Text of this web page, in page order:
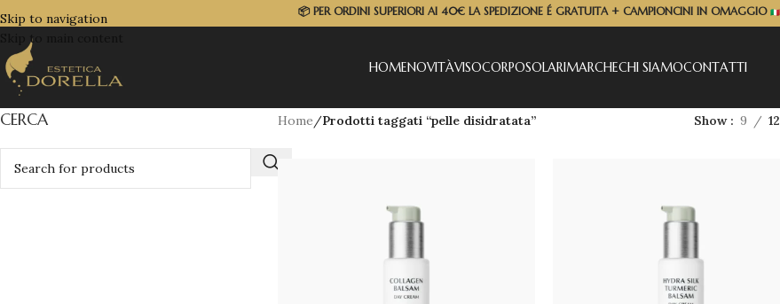
Skip to navigation
Skip to main content
📦 PER ORDINI SUPERIORI AI 40€ LA SPEDIZIONE É GRATUITA + CAMPIONCINI IN OMAGGIO
HOMENOVITÀVISOCORPOSOLARIMARCHECHI SIAMOCONTATTI
CERCA Home /Prodotti taggati “pelle disidratata” Show 9 12